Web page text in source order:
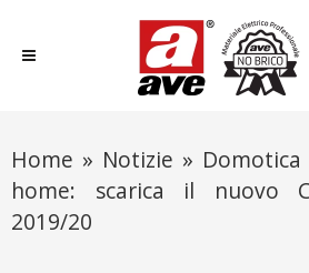
Home » Notizie »
home: scarica il nuovo
2019/20